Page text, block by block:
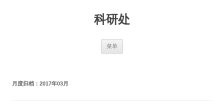
科研处
菜单
月度归档： 2017年03月